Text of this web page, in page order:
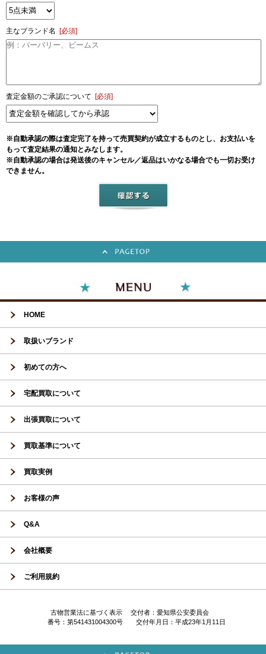
主なブランド名 [必須]
査定金額のご承認について [必須]
※自動承認の際は査定完了を持って売買契約が成立するものとし、お支払いを
もって査定結果の通知とみなします。
※自動承認の場合は発送後のキャンセル／返品はいかなる場合でも一切お受け
できません。
HOME
取扱いブランド
初めての方へ
宅配買取について
出張買取について
買取基準について
買取実例
お客様の声
Q&A
会社概要
ご利用規約
古物営業法に基づく表示 交付者：愛知県公安委員会
番号：第541431004300号 交付年月日：平成23年1月11日